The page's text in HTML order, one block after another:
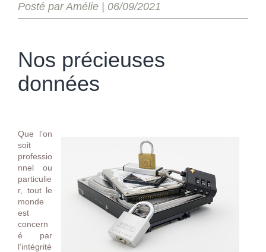
Posté par Amélie | 06/09/2021
Nos précieuses
données
Que l’on
soit
professio
nnel ou
particulie
r, tout le
monde
est
concern
é par
l’intégrité